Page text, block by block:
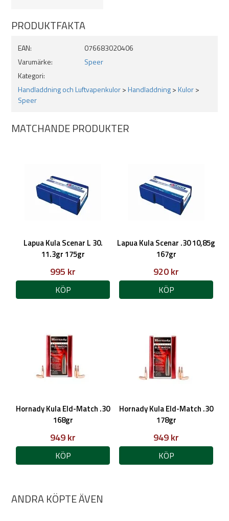
PRODUKTFAKTA
EAN:
076683020406
Varumärke:
Speer
Kategori:
Handladdning och Luftvapenkulor>Handladdning>Kulor>
Speer
MATCHANDE PRODUKTER
Lapua Kula Scenar L 30.
11.3gr 175gr
995 kr
KÖP
Lapua Kula Scenar .30 10,85g
167gr
920 kr
KÖP
Hornady Kula Eld-Match .30
168gr
949 kr
KÖP
Hornady Kula Eld-Match .30
178gr
949 kr
KÖP
ANDRA KÖPTE ÄVEN